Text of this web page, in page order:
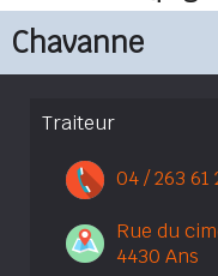
Chavanne
Traiteur
04 / 263 61
Rue du
4430 Ans